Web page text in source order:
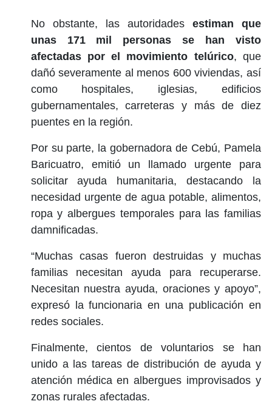
No obstante, las autoridadesestiman que
unas 171 mil personas se han visto
afectadas por el movimiento telúrico, que
dañó severamente al menos 600 viviendas, así
como hospitales, iglesias, edificios
gubernamentales, carreteras y más de diez
puentes en la región.
Por su parte, la gobernadora de Cebú, Pamela
Baricuatro, emitió un llamado urgente para
solicitar ayuda humanitaria, destacando la
necesidad urgente de agua potable, alimentos,
ropa y albergues temporales para las familias
damnificadas.
“Muchas casas fueron destruidas y muchas
familias necesitan ayuda para recuperarse.
Necesitan nuestra ayuda, oraciones y apoyo”,
expresó la funcionaria en una publicación en
redes sociales.
Finalmente, cientos de voluntarios se han
unido a las tareas de distribución de ayuda y
atención médica en albergues improvisados y
zonas rurales afectadas.